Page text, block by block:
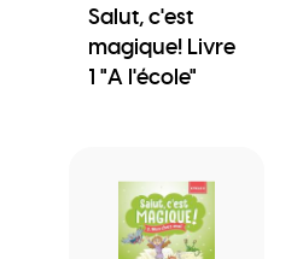
Salut, c'est
magique! Livre
1 "A l'école"